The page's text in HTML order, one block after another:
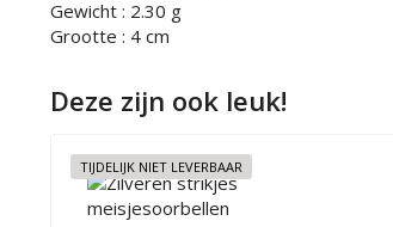
Gewicht : 2.30 g
Grootte : 4 cm
Deze zijn ook leuk!
TIJDELIJK NIET LEVERBAAR